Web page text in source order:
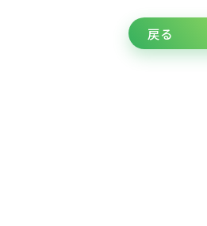
戻る